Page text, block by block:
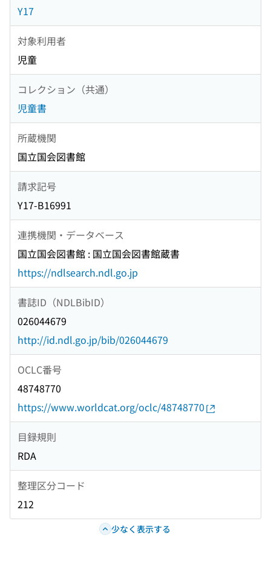
Y17
対象利用者
児童
コレクション（共通）
児童書
所蔵機関
国立国会図書館
請求記号
Y17-B16991
連携機関・データベース
国立国会図書館 : 国立国会図書館蔵書
https://ndlsearch.ndl.go.jp
書誌ID（NDLBibID）
026044679
http://id.ndl.go.jp/bib/026044679
OCLC番号
48748770
https://www.worldcat.org/oclc/48748770
目録規則
RDA
整理区分コード
212
少なく表示する